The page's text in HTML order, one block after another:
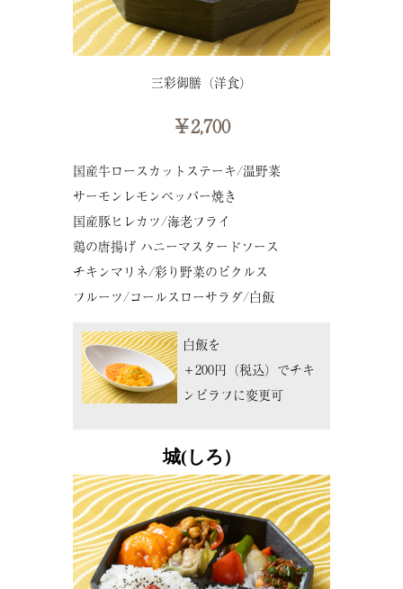
三彩御膳（洋食）
￥2,700
国産牛ロースカットステーキ/温野菜
サーモンレモンペッパー焼き
国産豚ヒレカツ/海老フライ
鶏の唐揚げ ハニーマスタードソース
チキンマリネ/彩り野菜のピクルス
フルーツ/コールスローサラダ/白飯
白飯を
＋200円（税込）でチキ
ンピラフに変更可
城(しろ）